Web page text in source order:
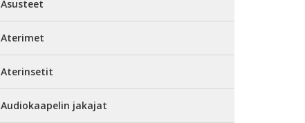
Asusteet
Aterimet
Aterinsetit
Audiokaapelin jakajat